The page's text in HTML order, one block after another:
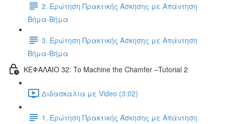
2. Ερώτηση Πρακτικής Άσκησης με Απάντηση
Βήμα-Βήμα
3. Ερώτηση Πρακτικής Άσκησης με Απάντηση
Βήμα-Βήμα
ΚΕΦΑΛΑΙΟ 32: To Machine the Chamfer –Tutorial 2
Διδασκαλία με Video (3:02)
1. Ερώτηση Πρακτικής Άσκησης με Απάντηση